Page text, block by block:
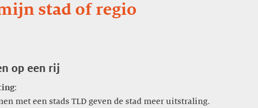
stad of regio
op een rij
: